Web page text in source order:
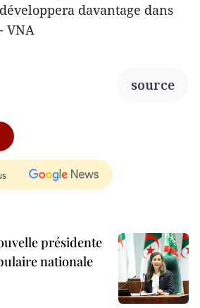
davantage dans
VNA
source
présidente
nationale